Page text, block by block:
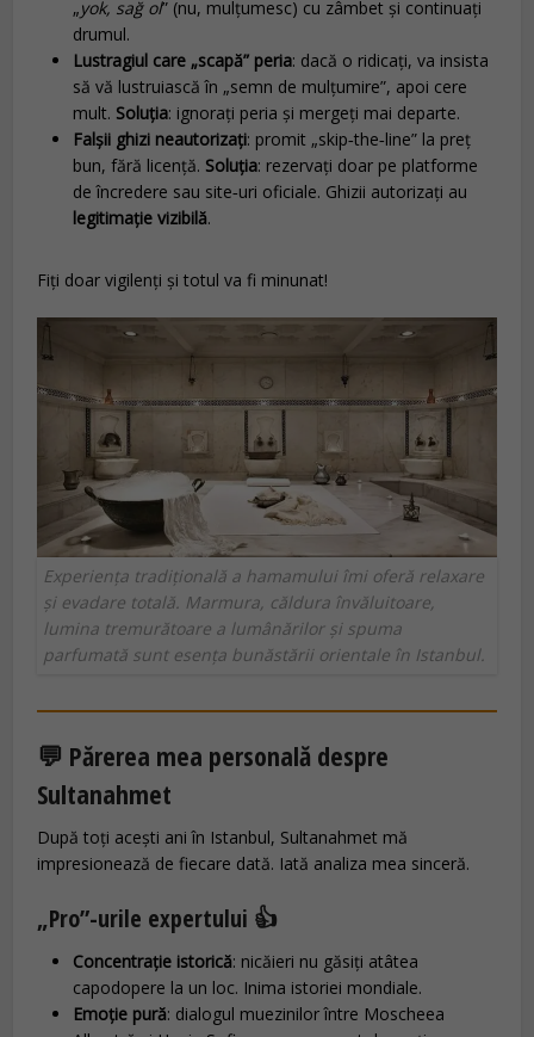
„yok, sağ ol” (nu, mulțumesc) cu zâmbet și continuați
drumul.
Lustragiul care „scapă” peria: dacă o ridicați, va insista
să vă lustruiască în „semn de mulțumire”, apoi cere
mult. Soluția: ignorați peria și mergeți mai departe.
Falșii ghizi neautorizați: promit „skip‑the‑line” la preț
bun, fără licență. Soluția: rezervați doar pe platforme
de încredere sau site‑uri oficiale. Ghizii autorizați au
legitimație vizibilă.
Fiți doar vigilenți și totul va fi minunat!
Experiența tradițională a hamamului îmi oferă relaxare
și evadare totală. Marmura, căldura învăluitoare,
lumina tremurătoare a lumânărilor și spuma
parfumată sunt esența bunăstării orientale în Istanbul.
💬 Părerea mea personală despre
Sultanahmet
După toți acești ani în Istanbul, Sultanahmet mă
impresionează de fiecare dată. Iată analiza mea sinceră.
„Pro”-urile expertului 👍
Concentrație istorică: nicăieri nu găsiți atâtea
capodopere la un loc. Inima istoriei mondiale.
Emoție pură: dialogul muezinilor între Moscheea